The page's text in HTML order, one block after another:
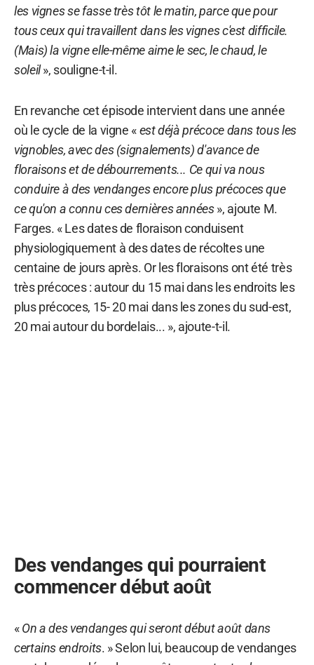
les vignes se fasse très tôt le matin, parce que pour
tous ceux qui travaillent dans les vignes c'est difficile.
(Mais) la vigne elle-même aime le sec, le chaud, le
soleil», souligne-t-il.
En revanche cet épisode intervient dans une année
où le cycle de la vigne «est déjà précoce dans tous les
vignobles, avec des (signalements) d'avance de
floraisons et de débourrements... Ce qui va nous
conduire à des vendanges encore plus précoces que
ce qu'on a connu ces dernières années», ajoute M.
Farges. « Les dates de floraison conduisent
physiologiquement à des dates de récoltes une
centaine de jours après. Or les floraisons ont été très
très précoces : autour du 15 mai dans les endroits les
plus précoces, 15- 20 mai dans les zones du sud-est,
20 mai autour du bordelais... », ajoute-t-il.
Des vendanges qui pourraient
commencer début août
«On a des vendanges qui seront début août dans
certains endroits. » Selon lui, beaucoup de vendanges